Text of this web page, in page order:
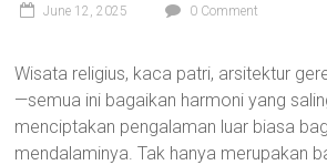
June 12, 2025 0 Comment
Wisata religius, kaca patri, arsitektur
—semua ini bagaikan harmoni yang
menciptakan pengalaman luar biasa
mendalaminya. Tak hanya merupakan